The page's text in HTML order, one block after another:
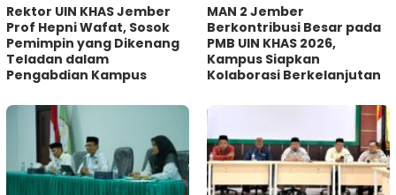
Rektor UIN KHAS Jember
Prof Hepni Wafat, Sosok
Pemimpin yang Dikenang
Teladan dalam
Pengabdian Kampus
MAN 2 Jember
Berkontribusi Besar pada
PMB UIN KHAS 2026,
Kampus Siapkan
Kolaborasi Berkelanjutan